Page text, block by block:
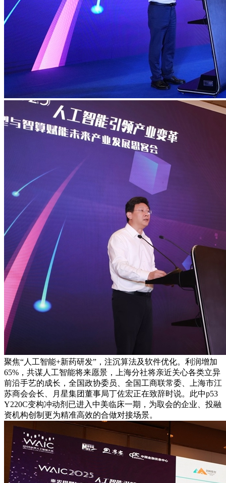
聚焦“人工智能+新药研发”，注沉算法及软件优化。利润增加
65%，共谋人工智能将来愿景，上海分社将亲近关心各类立异
前沿手艺的成长，全国政协委员、全国工商联常委、上海市江
苏商会会长、月星集团董事局丁佐宏正在致辞时说。此中p53
Y220C变构冲动剂已进入中美临床一期，为取会的企业、投融
资机构创制更为精准高效的合做对接场景。